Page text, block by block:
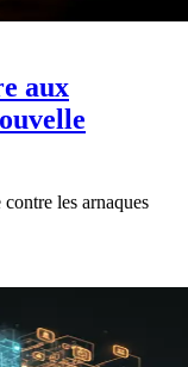
aux
les arnaques